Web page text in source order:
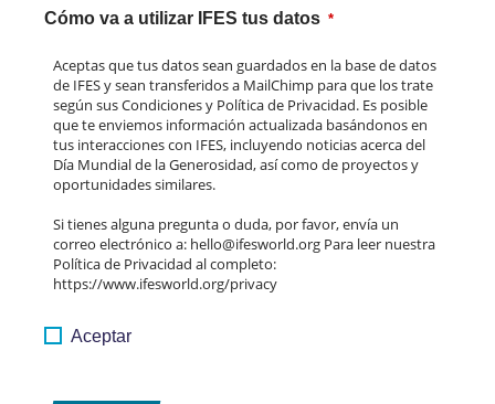
Cómo va a utilizar IFES tus datos *
Aceptas que tus datos sean guardados en la base de datos
de IFES y sean transferidos a MailChimp para que los trate
según sus Condiciones y Política de Privacidad. Es posible
que te enviemos información actualizada basándonos en
tus interacciones con IFES, incluyendo noticias acerca del
Día Mundial de la Generosidad, así como de proyectos y
oportunidades similares.
Si tienes alguna pregunta o duda, por favor, envía un
correo electrónico a: hello@ifesworld.org Para leer nuestra
Política de Privacidad al completo:
https://www.ifesworld.org/privacy
Aceptar